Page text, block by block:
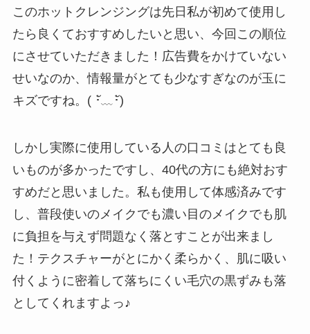
このホットクレンジングは先日私が初めて使用し
たら良くておすすめしたいと思い、今回この順位
にさせていただきました！広告費をかけていない
せいなのか、情報量がとても少なすぎなのが玉に
キズですね。( ･ั﹏･ั)
しかし実際に使用している人の口コミはとても良
いものが多かったですし、40代の方にも絶対おす
すめだと思いました。私も使用して体感済みです
し、普段使いのメイクでも濃い目のメイクでも肌
に負担を与えず問題なく落とすことが出来まし
た！テクスチャーがとにかく柔らかく、肌に吸い
付くように密着して落ちにくい毛穴の黒ずみも落
としてくれますよっ♪